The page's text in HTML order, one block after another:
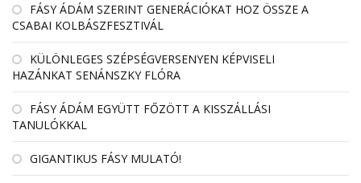
FÁSY ÁDÁM SZERINT GENERÁCIÓKAT HOZ ÖSSZE A
CSABAI KOLBÁSZFESZTIVÁL
KÜLÖNLEGES SZÉPSÉGVERSENYEN KÉPVISELI
HAZÁNKAT SENÁNSZKY FLÓRA
FÁSY ÁDÁM EGYÜTT FŐZÖTT A KISSZÁLLÁSI
TANULÓKKAL
GIGANTIKUS FÁSY MULATÓ!